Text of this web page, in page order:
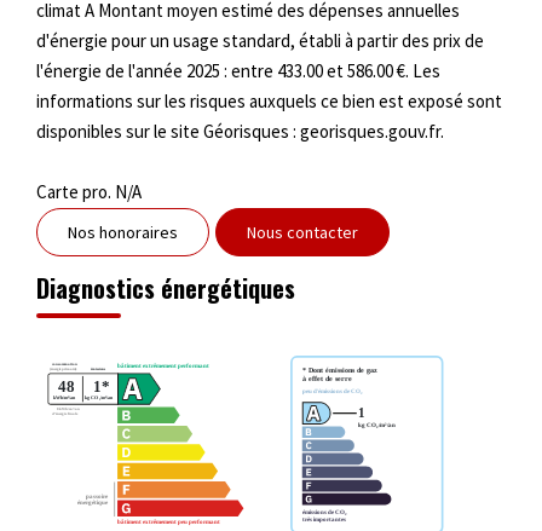
climat A Montant moyen estimé des dépenses annuelles
d'énergie pour un usage standard, établi à partir des prix de
l'énergie de l'année 2025 : entre 433.00 et 586.00 €. Les
informations sur les risques auxquels ce bien est exposé sont
disponibles sur le site Géorisques : georisques.gouv.fr.
Carte pro. N/A
Nos honoraires Nous contacter
Diagnostics énergétiques